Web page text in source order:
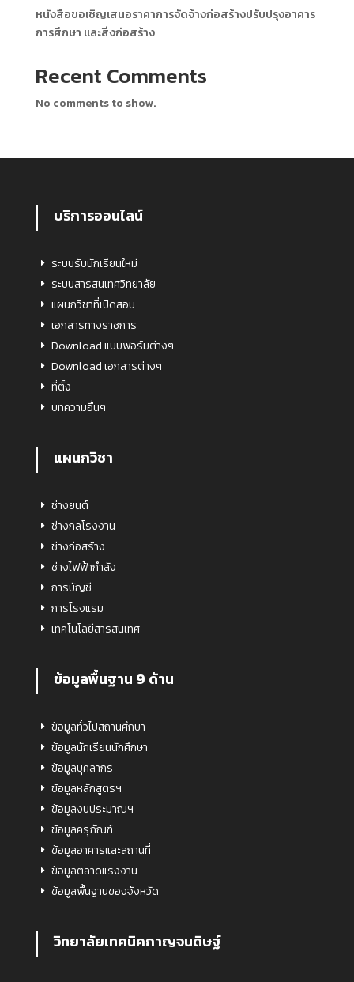
หนังสือขอเชิญเสนอราคาการจัดจ้างก่อสร้างปรับปรุงอาคาร
การศึกษา และสิ่งก่อสร้าง
Recent Comments
No comments to show.
บริการออนไลน์
ระบบรับนักเรียนใหม่
ระบบสารสนเทศวิทยาลัย
แผนกวิชาที่เปิดสอน
เอกสารทางราชการ
Download แบบฟอร์มต่างๆ
Download เอกสารต่างๆ
ที่ตั้ง
บทความอื่นๆ
แผนกวิชา
ช่างยนต์
ช่างกลโรงงาน
ช่างก่อสร้าง
ช่างไฟฟ้ากำลัง
การบัญชี
การโรงแรม
เทคโนโลยีสารสนเทศ
ข้อมูลพื้นฐาน 9 ด้าน
ข้อมูลทั่วไปสถานศึกษา
ข้อมูลนักเรียนนักศึกษา
ข้อมูลบุคลากร
ข้อมูลหลักสูตรฯ
ข้อมูลงบประมาณฯ
ข้อมูลครุภัณฑ์
ข้อมูลอาคารและสถานที่
ข้อมูลตลาดแรงงาน
ข้อมูลพื้นฐานของจังหวัด
วิทยาลัยเทคนิคกาญจนดิษฐ์